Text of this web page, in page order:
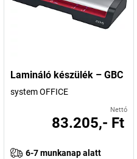
Lamináló készülék – GBC
system OFFICE
Nettó
83.205,- Ft
6-7 munkanap alatt